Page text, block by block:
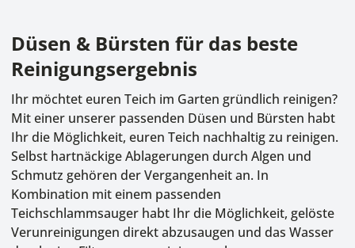
Düsen & Bürsten für das beste
Reinigungsergebnis
Ihr möchtet euren Teich im Garten gründlich reinigen?
Mit einer unserer passenden Düsen und Bürsten habt
Ihr die Möglichkeit, euren Teich nachhaltig zu reinigen.
Selbst hartnäckige Ablagerungen durch Algen und
Schmutz gehören der Vergangenheit an. In
Kombination mit einem passenden
Teichschlammsauger habt Ihr die Möglichkeit, gelöste
Verunreinigungen direkt abzusaugen und das Wasser